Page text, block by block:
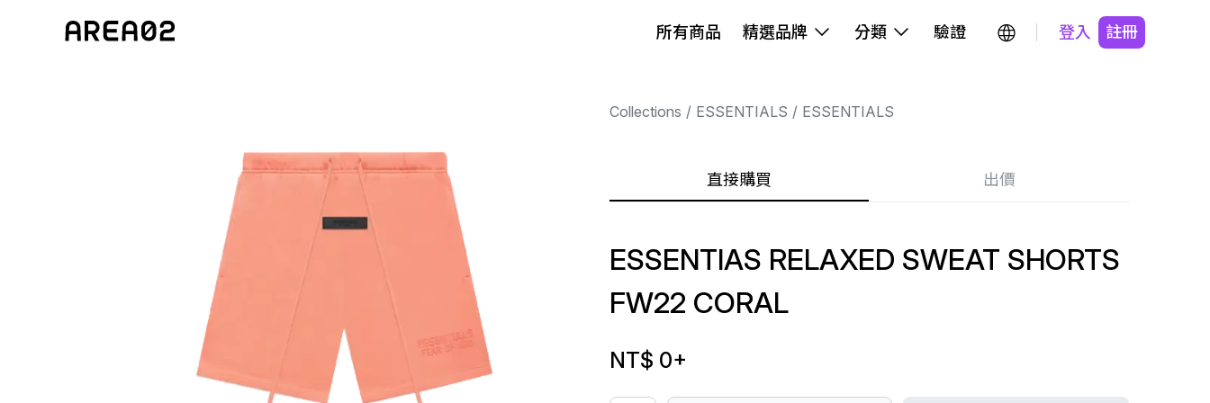
所有商品 精選品牌 分類 驗證 登入 註冊
Collections ESSENTIALS ESSENTIALS
直接購買 出價
ESSENTIAS RELAXED SWEAT SHORTS
FW22 CORAL
NT$ 0+